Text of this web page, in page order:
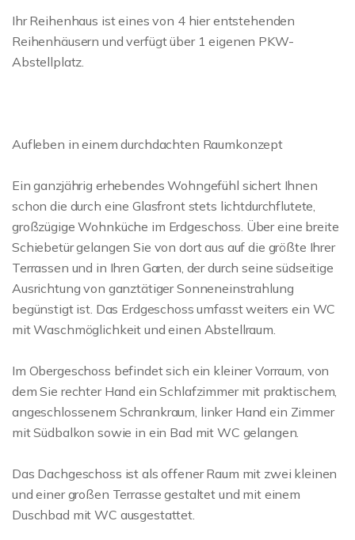
Ihr Reihenhaus ist eines von 4 hier entstehenden
Reihenhäusern und verfügt über 1 eigenen PKW-
Abstellplatz.
Aufleben in einem durchdachten Raumkonzept
Ein ganzjährig erhebendes Wohngefühl sichert Ihnen
schon die durch eine Glasfront stets lichtdurchflutete,
großzügige Wohnküche im Erdgeschoss. Über eine breite
Schiebetür gelangen Sie von dort aus auf die größte Ihrer
Terrassen und in Ihren Garten, der durch seine südseitige
Ausrichtung von ganztätiger Sonneneinstrahlung
begünstigt ist. Das Erdgeschoss umfasst weiters ein WC
mit Waschmöglichkeit und einen Abstellraum.
Im Obergeschoss befindet sich ein kleiner Vorraum, von
dem Sie rechter Hand ein Schlafzimmer mit praktischem,
angeschlossenem Schrankraum, linker Hand ein Zimmer
mit Südbalkon sowie in ein Bad mit WC gelangen.
Das Dachgeschoss ist als offener Raum mit zwei kleinen
und einer großen Terrasse gestaltet und mit einem
Duschbad mit WC ausgestattet.